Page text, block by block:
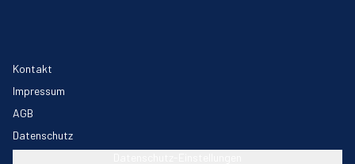
Kontakt
Impressum
AGB
Datenschutz